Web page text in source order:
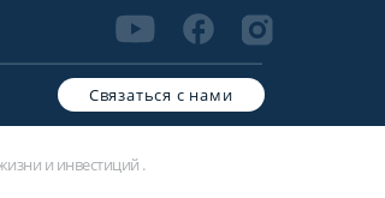
Связаться с нами
и инвестиций .